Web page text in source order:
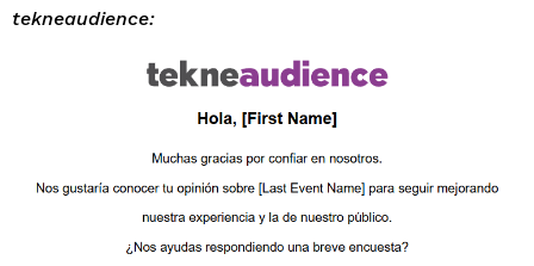
tekneaudience: